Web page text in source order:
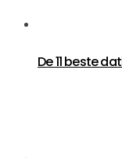
De 11 beste